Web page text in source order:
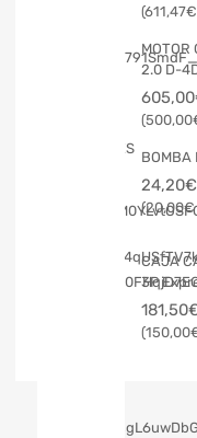
611,47€
MOTOR
2.0 D-
605,00
500,00
BOMBA
24,20€
20,00€
CAJA
3P
181,50
150,00